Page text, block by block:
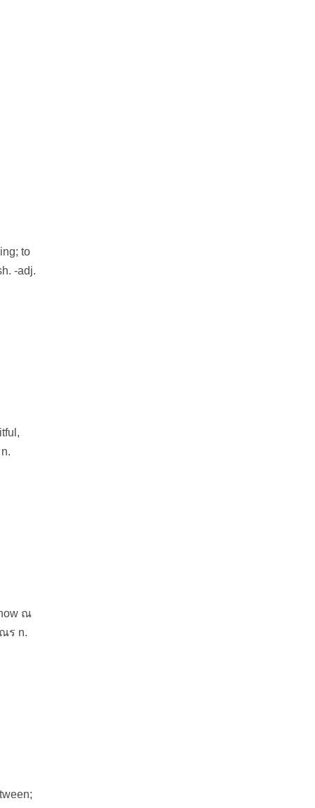
to
-adj.
ณ
ร n.